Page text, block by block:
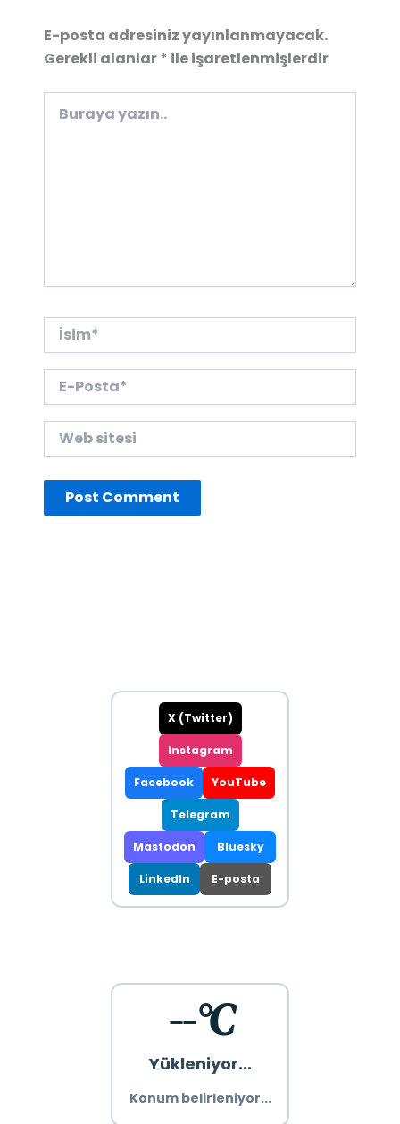
E-posta adresiniz yayınlanmayacak.
Gerekli alanlar* ile işaretlenmişlerdir
yazın..
İsim*
Posta*
sitesi
X (Twitter)
Instagram
Facebook YouTube
Telegram
Mastodon Bluesky
LinkedIn E-posta
--°C
Yükleniyor...
Konum belirleniyor...